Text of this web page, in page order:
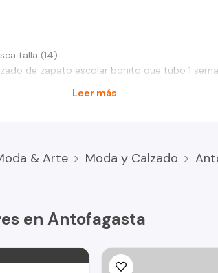
talla (14)
de zapato escolar bonito que tubo 1
Leer más
& Arte Moda y Calzado
en Antofagasta